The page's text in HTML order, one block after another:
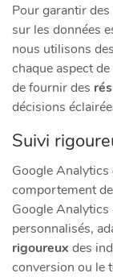
Pour garantir
sur les données
nous utilisons
chaque aspect
de fournir des
décisions
Suivi
Google
comportement
Google Analytics
personnalisés,
rigoureux des
conversion ou le